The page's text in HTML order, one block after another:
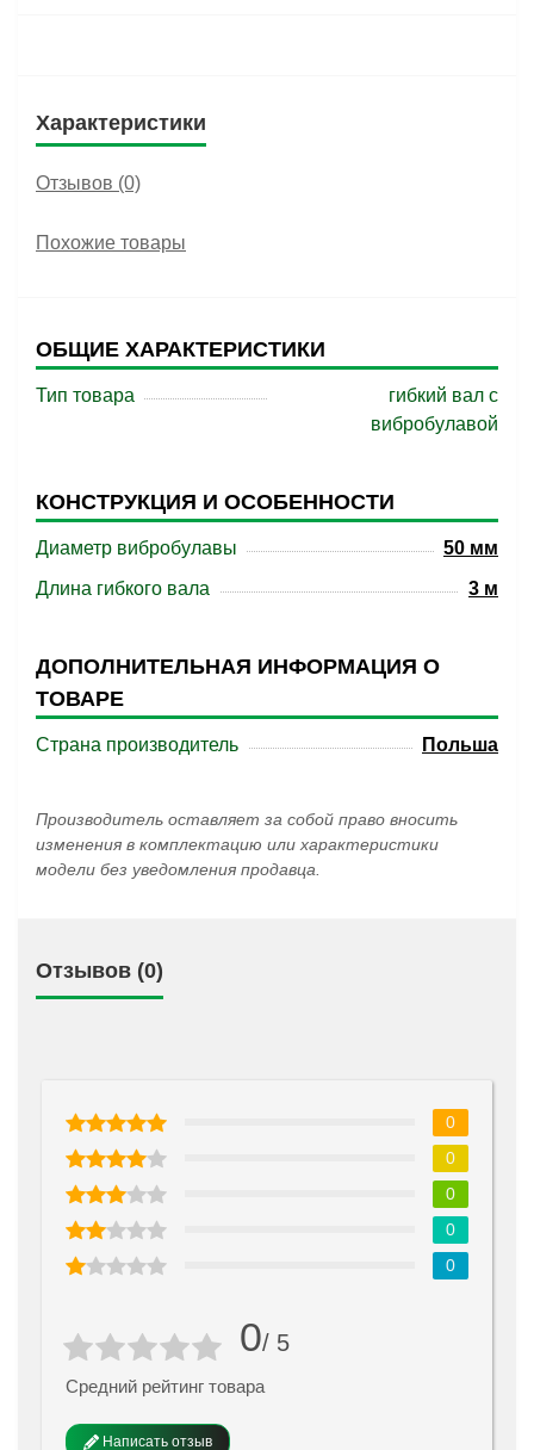
Характеристики
Отзывов (0)
Похожие товары
ОБЩИЕ ХАРАКТЕРИСТИКИ
Тип товара
гибкий вал с
вибробулавой
КОНСТРУКЦИЯ И ОСОБЕННОСТИ
Диаметр вибробулавы
50 мм
Длина гибкого вала
3 м
ДОПОЛНИТЕЛЬНАЯ ИНФОРМАЦИЯ О
ТОВАРЕ
Страна производитель Польша
Производитель оставляет за собой право вносить
изменения в комплектацию или характеристики
модели без уведомления продавца.
Отзывов (0)
0/ 5
Средний рейтинг товара
Написать отзыв
0
0
0
0
0